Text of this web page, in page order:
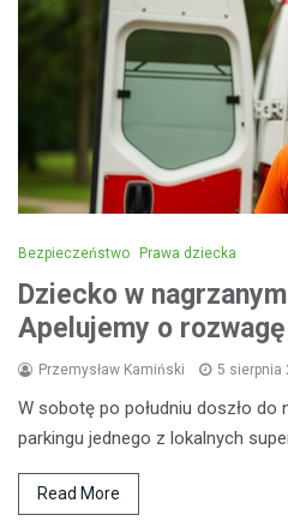
Bezpieczeństwo Prawa dziecka
Dziecko w
Apelujemy o
Przemysław Kamiński 5 sierpnia
W sobotę po południu doszło
parkingu jednego z lokalnych
Read More